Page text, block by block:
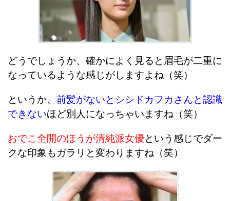
どうでしょうか、確かによく見ると眉毛が二重に
なっているような感じがしますよね（笑）
というか、 前髪がないとシシドカフカさんと認識
できないほど別人になっちゃいますね（笑）
おでこ全開のほうが清純派女優という感じでダー
クな印象もガラリと変わりますね（笑）